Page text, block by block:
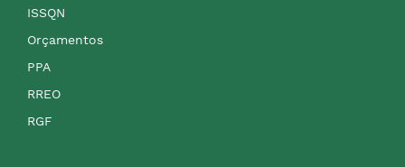
ISSQN
Orçamentos
PPA
RREO
RGF